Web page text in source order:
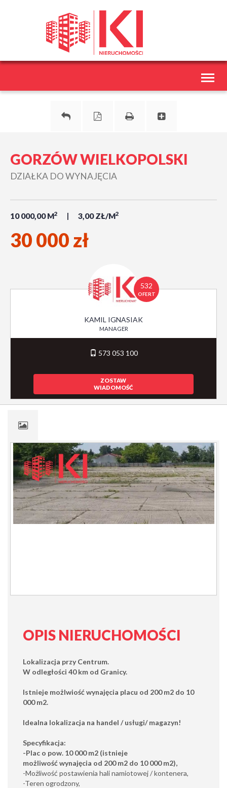
GORZÓW WIELKOPOLSKI
DZIAŁKA DO WYNAJĘCIA
10 000,00 M2 3,00 ZŁ/M2
30 000 zł
532
OFERT
KAMIL IGNASIAK
MANAGER
573 053 100
ZOSTAW
WIADOMOŚĆ
OPIS NIERUCHOMOŚCI
Lokalizacja przy Centrum.
W odległości 40 km od Granicy.
Istnieje możlwiość wynajęcia placu od 200 m2 do 10
000 m2.
Idealna lokalizacja na handel / usługi/ magazyn!
Specyfikacja:
-Plac o pow. 10 000 m2 (istnieje
możliwość wynajęcia od 200 m2 do 10 000 m2),
-Możliwość postawienia hali namiotowej / kontenera,
-Teren ogrodzony,